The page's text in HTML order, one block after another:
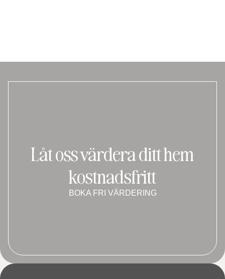
Låt oss värdera ditt hem
kostnadsfritt
BOKA FRI VÄRDERING